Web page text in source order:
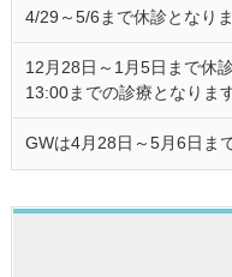
4/29～5/6まで休診となりま
12月28日～1月5日まで休
13:00までの診療となります
GWは4月28日～5月6日ま